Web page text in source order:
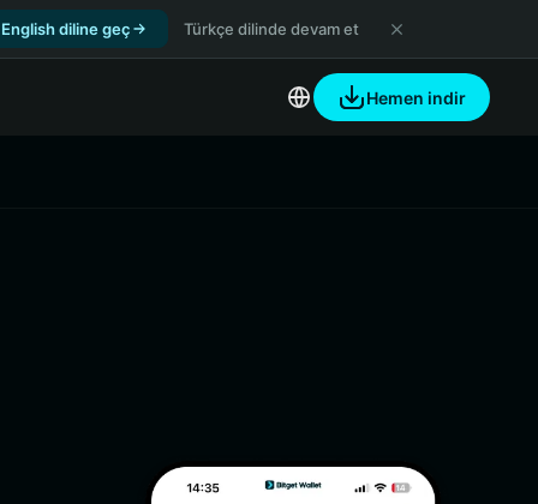
English diline geç Türkçe dilinde devam et
Hemen indir